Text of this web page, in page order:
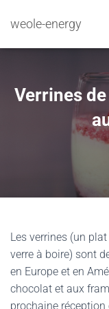
weole-energy
Verrines
Les verrines (un
verre à boire) sont
en Europe et en
chocolat et aux
prochaine